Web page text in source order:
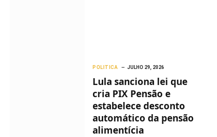
POLITICA JULHO 29, 2026
Lula sanciona lei que
cria PIX Pensão e
estabelece desconto
automático da pensão
alimentícia